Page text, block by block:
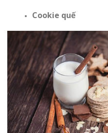
Cookie quế